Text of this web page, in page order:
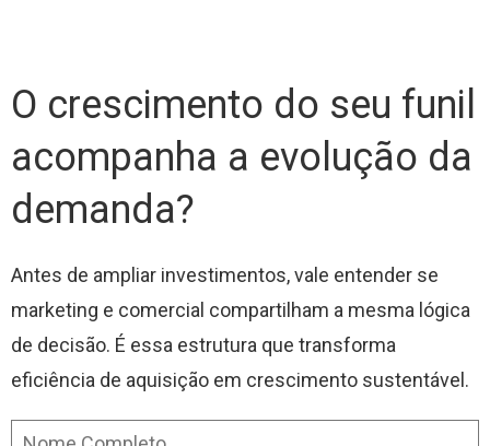
O crescimento do seu funil
acompanha a evolução da
demanda?
Antes de ampliar investimentos, vale entender se
marketing e comercial compartilham a mesma lógica
de decisão. É essa estrutura que transforma
eficiência de aquisição em crescimento sustentável.